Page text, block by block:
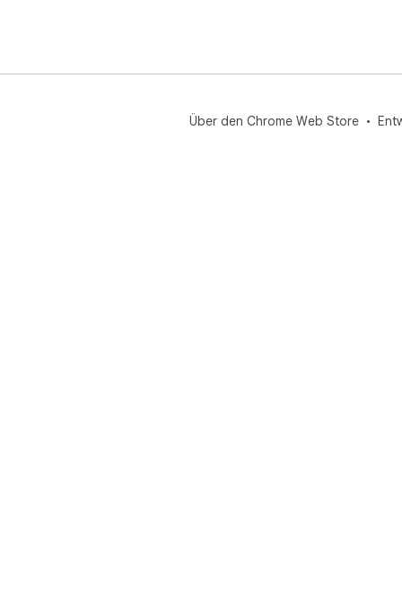
Über den Chrome Web Store